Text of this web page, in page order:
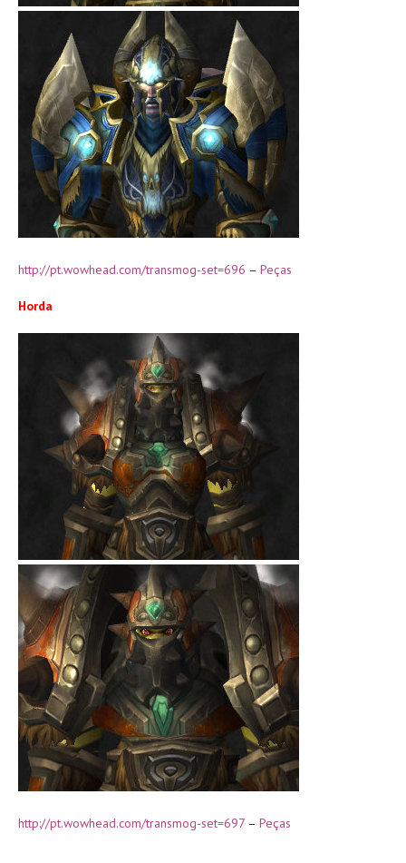
http://pt.wowhead.com/transmog-set=696 – Peças
Horda
http://pt.wowhead.com/transmog-set=697 – Peças